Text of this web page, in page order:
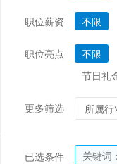
编辑/出
能源/电
职位薪资 不限
职位亮点 不限
节日礼
更多筛选 所属行
已选条件 关键词：